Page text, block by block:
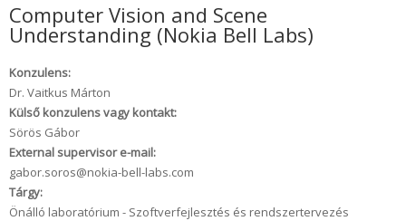
Computer Vision and Scene
Understanding (Nokia Bell Labs)
Konzulens:
Dr. Vaitkus Márton
Külső konzulens vagy kontakt:
Sörös Gábor
External supervisor e-mail:
gabor.soros@nokia-bell-labs.com
Tárgy:
Önálló laboratórium - Szoftverfejlesztés és rendszertervezés